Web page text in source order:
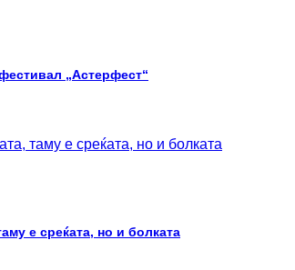
„Астерфест“
е среќата, но и болката